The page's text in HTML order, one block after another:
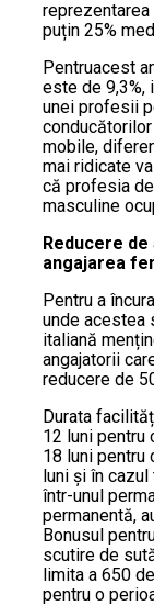
puțin 25%
Pentruacest
este de 9,3%,
unei profesii
mobile,
mai ridicate
că profesia
masculine
Reducere
angajarea
Pentru a
unde acestea
italiană
angajatorii
reducere de
Durata
12 luni pentru
18 luni pentru
luni și în
într-unul
permanentă,
Bonusul
scutire de
limita a 650
pentru o